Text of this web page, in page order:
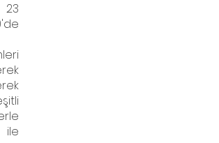
23
ile